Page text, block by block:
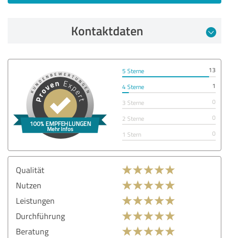
Kontaktdaten
5 Sterne
13
4 Sterne
1
3 Sterne
0
2 Sterne
0
1 Stern
0
Qualität
Nutzen
Leistungen
Durchführung
Beratung